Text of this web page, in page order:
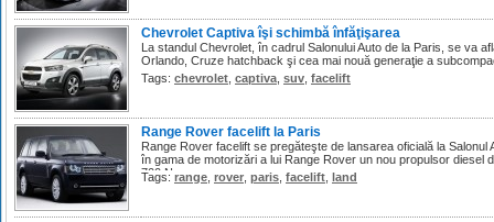
Chevrolet Captiva îşi schimbă înfăţişarea
La standul Chevrolet, în cadrul Salonului Auto de la Paris, se va
Orlando, Cruze hatchback şi cea mai nouă generaţie a
Tags: chevrolet captiva suv facelift
Range Rover facelift la Paris
Range Rover facelift se pregăteşte de lansarea oficială la
în gama de motorizări a lui Range Rover un nou propulsor diesel
700 Nm.
Tags: range rover paris facelift land